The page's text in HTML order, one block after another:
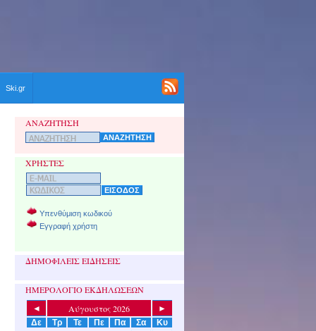
Ski.gr
ΑΝΑΖΗΤΗΣΗ
ΧΡΗΣΤΕΣ
Υπενθύμιση κωδικού
Εγγραφή χρήστη
ΔΗΜΟΦΙΛΕΙΣ ΕΙΔΗΣΕΙΣ
ΗΜΕΡΟΛΟΓΙΟ ΕΚΔΗΛΩΣΕΩΝ
◄ Αύγουστος 2026
►
Δε
Τρ Τε Πε Πα Σα Κυ